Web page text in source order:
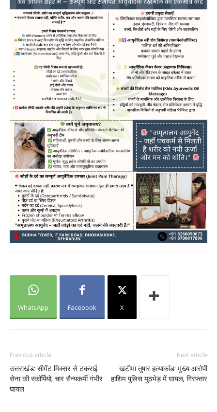
WhatsApp Facebook X
Previous article
उत्तराखंड: सीमेंट मिक्सर से टकराई
सेना की स्कॉर्पियो, चार सैन्यकर्मी गंभीर
घायल
Next article
खटीमा तुषार हत्याकांड: मुख्य आरोपी
हाशिम पुलिस मुठभेड़ में घायल, गिरफ्तार